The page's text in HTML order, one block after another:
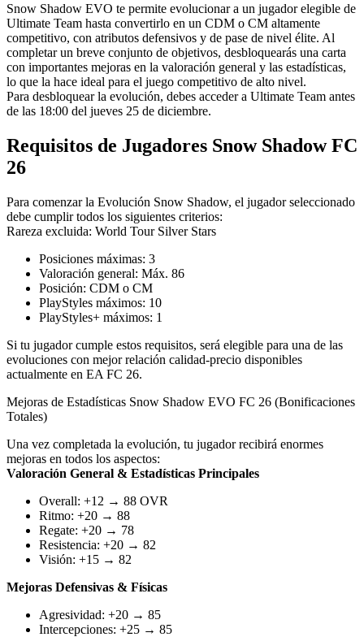
Snow Shadow EVO te permite evolucionar a un jugador elegible de
Ultimate Team hasta convertirlo en un CDM o CM altamente
competitivo, con atributos defensivos y de pase de nivel élite. Al
completar un breve conjunto de objetivos, desbloquearás una carta
con importantes mejoras en la valoración general y las estadísticas,
lo que la hace ideal para el juego competitivo de alto nivel.
Para desbloquear la evolución, debes acceder a Ultimate Team antes
de las 18:00 del jueves 25 de diciembre.
Requisitos de Jugadores Snow Shadow FC
26
Para comenzar la Evolución Snow Shadow, el jugador seleccionado
debe cumplir todos los siguientes criterios:
Rareza excluida: World Tour Silver Stars
Posiciones máximas: 3
Valoración general: Máx. 86
Posición: CDM o CM
PlayStyles máximos: 10
PlayStyles+ máximos: 1
Si tu jugador cumple estos requisitos, será elegible para una de las
evoluciones con mejor relación calidad-precio disponibles
actualmente en EA FC 26.
Mejoras de Estadísticas Snow Shadow EVO FC 26 (Bonificaciones
Totales)
Una vez completada la evolución, tu jugador recibirá enormes
mejoras en todos los aspectos:
Valoración General & Estadísticas Principales
Overall: +12 → 88 OVR
Ritmo: +20 → 88
Regate: +20 → 78
Resistencia: +20 → 82
Visión: +15 → 82
Mejoras Defensivas & Físicas
Agresividad: +20 → 85
Intercepciones: +25 → 85